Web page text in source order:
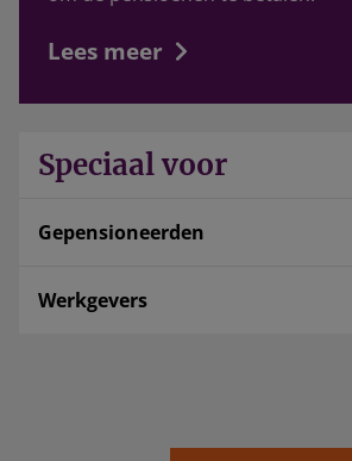
Lees meer
Speciaal voor
Gepensioneerden
Werkgevers